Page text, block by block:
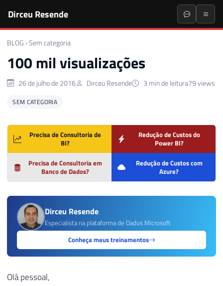
Dirceu Resende
BLOG ›Sem categoria
100 mil visualizações
26 de julho de 2016 Dirceu Resende 3 min de leitura79 views
SEM CATEGORIA
Precisa de Consultoria de
BI?
Redução de Custos do
Power BI?
Precisa de Consultoria em
Banco de Dados?
Redução de Custos com
Azure?
Dirceu Resende
Especialista na plataforma de Dados Microsoft
Conheça meus treinamentos
Olá pessoal,